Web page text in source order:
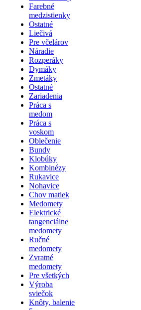
Farebné
medzistienky
Ostatné
Liečivá
Pre včelárov
Náradie
Rozperáky
Dymáky
Zmetáky
Ostatné
Zariadenia
Práca s
medom
Práca s
voskom
Oblečenie
Bundy
Klobúky
Kombinézy
Rukavice
Nohavice
Chov matiek
Medomety
Elektrické
tangenciálne
medomety
Ručné
medomety
Zvratné
medomety
Pre všetkých
Výroba
sviečok
Knôty, balenie